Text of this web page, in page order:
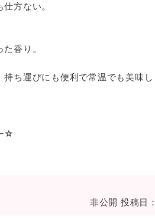
方ない。
香り。
ち運びにも便利で常温でも美味し
☆
非公開 投稿日